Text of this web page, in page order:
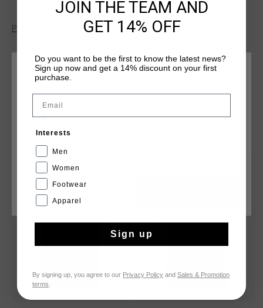
Plus d’information
TU POURRAIS AIMER
CHOISISSEZ VOTRE EMPLACEMENT ET VOTRE
France
JOIN THE TEAM AND
GET 14% OFF
Do you want to be the first to know the latest news?
Sign up now and get a 14% discount on your first
purchase.
Interests
Men
Women
Footwear
Apparel
Sign up
By signing up, you agree to our Privacy Policy and Sales & Promotion
terms